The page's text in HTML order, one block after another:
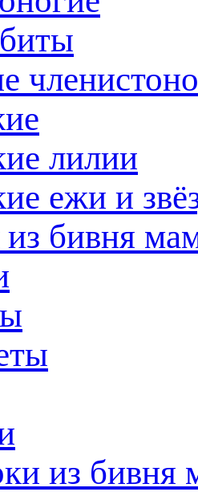
лилии
ежи и
бивня
из бивня